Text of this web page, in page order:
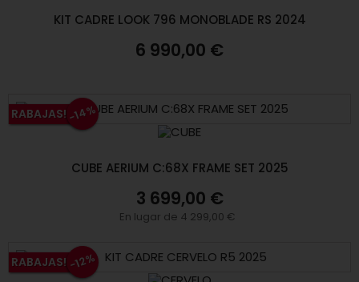
KIT CADRE LOOK 796 MONOBLADE RS 2024
6 990,00 €
RABAJAS! -14%
CUBE AERIUM C:68X FRAME SET 2025
3 699,00 €
En lugar de 4 299,00 €
RABAJAS! -12%